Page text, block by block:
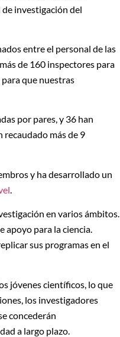
investigación del
entre el personal de las
de 160 inspectores para
que nuestras
por pares, y 36 han
más de 9
y ha desarrollado un
en varios ámbitos.
apoyo para la ciencia.
sus programas en el
jóvenes científicos, lo que
los investigadores
concederán
a largo plazo.